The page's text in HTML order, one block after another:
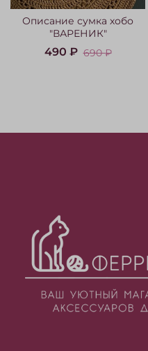
Описание сумка хобо
"ВАРЕНИК"
490 ₽ 690 ₽